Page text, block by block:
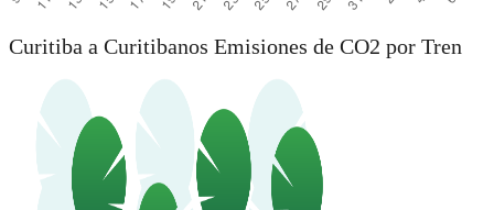
Curitiba a Curitibanos Emisiones de CO2 por Tren